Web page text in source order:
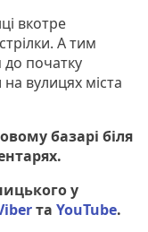
вкотре
А тим
до початку
вулицях міста
базарі біля
у
та YouTube.